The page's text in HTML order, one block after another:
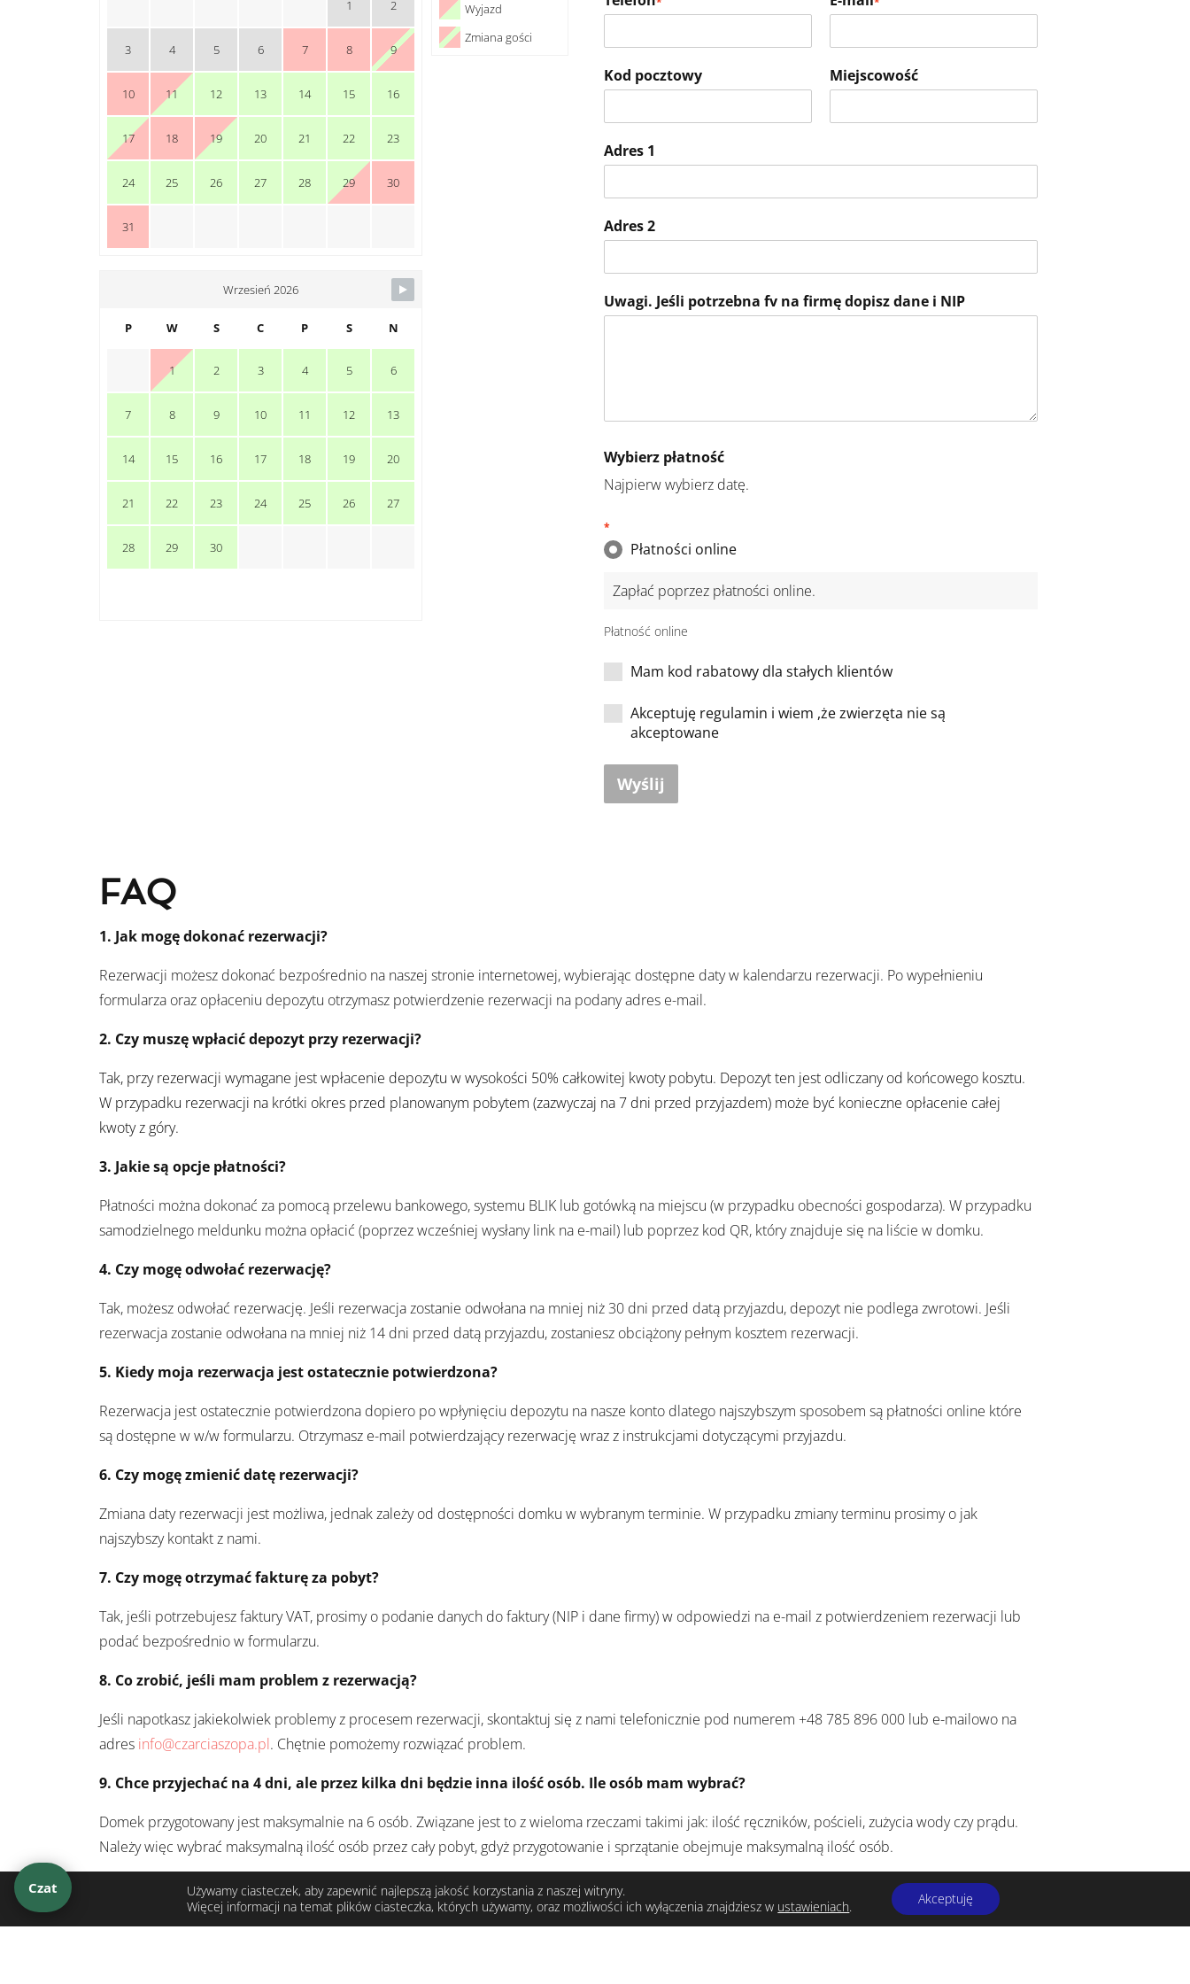
Wyjazd
Zmiana gości
1 2
3 4 5 6 7 8 9
10 11 12 13 14 15 16
17 18 19 20 21 22 23
24 25 26 27 28 29 30
31
Wrzesień 2026
P W S C P S N
1 2 3 4 5 6
7 8 9 10 11 12 13
14 15 16 17 18 19 20
21 22 23 24 25 26 27
28 29 30
Kod pocztowy Miejscowość
Adres 1
Adres 2
Uwagi. Jeśli potrzebna fv na firmę dopisz dane i NIP
Wybierz płatność
Najpierw wybierz datę.
*
Płatności online
Zapłać poprzez płatności online.
Płatność online
Mam kod rabatowy dla stałych klientów
Akceptuję regulamin i wiem ,że zwierzęta nie są
akceptowane
Wyślij
FAQ
1. Jak mogę dokonać rezerwacji?
Rezerwacji możesz dokonać bezpośrednio na naszej stronie internetowej, wybierając dostępne daty w kalendarzu rezerwacji. Po wypełnieniu
formularza oraz opłaceniu depozytu otrzymasz potwierdzenie rezerwacji na podany adres e-mail.
2. Czy muszę wpłacić depozyt przy rezerwacji?
Tak, przy rezerwacji wymagane jest wpłacenie depozytu w wysokości 50% całkowitej kwoty pobytu. Depozyt ten jest odliczany od końcowego kosztu.
W przypadku rezerwacji na krótki okres przed planowanym pobytem (zazwyczaj na 7 dni przed przyjazdem) może być konieczne opłacenie całej
kwoty z góry.
3. Jakie są opcje płatności?
Płatności można dokonać za pomocą przelewu bankowego, systemu BLIK lub gotówką na miejscu (w przypadku obecności gospodarza). W przypadku
samodzielnego meldunku można opłacić (poprzez wcześniej wysłany link na e-mail) lub poprzez kod QR, który znajduje się na liście w domku.
4. Czy mogę odwołać rezerwację?
Tak, możesz odwołać rezerwację. Jeśli rezerwacja zostanie odwołana na mniej niż 30 dni przed datą przyjazdu, depozyt nie podlega zwrotowi. Jeśli
rezerwacja zostanie odwołana na mniej niż 14 dni przed datą przyjazdu, zostaniesz obciążony pełnym kosztem rezerwacji.
5. Kiedy moja rezerwacja jest ostatecznie potwierdzona?
Rezerwacja jest ostatecznie potwierdzona dopiero po wpłynięciu depozytu na nasze konto dlatego najszybszym sposobem są płatności online które
są dostępne w w/w formularzu. Otrzymasz e-mail potwierdzający rezerwację wraz z instrukcjami dotyczącymi przyjazdu.
6. Czy mogę zmienić datę rezerwacji?
Zmiana daty rezerwacji jest możliwa, jednak zależy od dostępności domku w wybranym terminie. W przypadku zmiany terminu prosimy o jak
najszybszy kontakt z nami.
7. Czy mogę otrzymać fakturę za pobyt?
Tak, jeśli potrzebujesz faktury VAT, prosimy o podanie danych do faktury (NIP i dane firmy) w odpowiedzi na e-mail z potwierdzeniem rezerwacji lub
podać bezpośrednio w formularzu.
8. Co zrobić, jeśli mam problem z rezerwacją?
Jeśli napotkasz jakiekolwiek problemy z procesem rezerwacji, skontaktuj się z nami telefonicznie pod numerem +48 785 896 000 lub e-mailowo na
adres info@czarciaszopa.pl. Chętnie pomożemy rozwiązać problem.
9. Chce przyjechać na 4 dni, ale przez kilka dni będzie inna ilość osób. Ile osób mam wybrać?
Domek przygotowany jest maksymalnie na 6 osób. Związane jest to z wieloma rzeczami takimi jak: ilość ręczników, pościeli, zużycia wody czy prądu.
Należy więc wybrać maksymalną ilość osób przez cały pobyt, gdyż przygotowanie i sprzątanie obejmuje maksymalną ilość osób.
Używamy ciasteczek, aby zapewnić najlepszą jakość korzystania z naszej witryny.
Więcej informacji na temat plików ciasteczka, których używamy, oraz możliwości ich wyłączenia znajdziesz w ustawieniach. Akceptuję
Czat